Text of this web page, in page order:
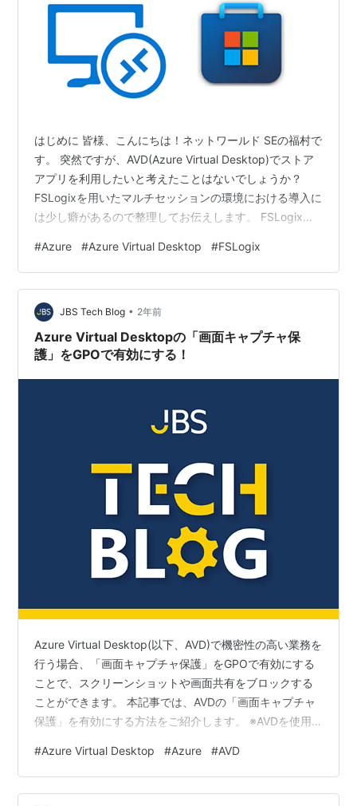
はじめに 皆様、こんにちは！ネットワールド SEの福村で
す。 突然ですが、AVD(Azure Virtual Desktop)でストア
アプリを利用したいと考えたことはないでしょうか？
FSLogixを用いたマルチセッションの環境における導入に
は少し癖があるので整理してお伝えします。 FSLogixの
ホストにそのままインストールしただけだとセッション
ホストからサインアウト時に削除されます。これはセッ
ションホストにインストールしたストアアプリは各ユー
ザープロファイルに格納されるが、セッションホストか
らサインアウト時に削除されるという仕様があるため…
#Azure #Azure Virtual Desktop #FSLogix
JBS Tech Blog • 2年前
Azure Virtual Desktopの「画面キャプチャ保
護」をGPOで有効にする！
Azure Virtual Desktop(以下、AVD)で機密性の高い業務を
行う場合、「画面キャプチャ保護」をGPOで有効にする
ことで、スクリーンショットや画面共有をブロックする
ことができます。 本記事では、AVDの「画面キャプチャ
保護」を有効にする方法をご紹介します。 ※AVDを使用
化の手順 画面キャプチャ保護動作の種類と動作確認 画面
キャプチャ保護なし(設定なし) クライアントで画面キャ
プチャをブロックする クライアントとサーバーで画面キ
#Azure Virtual Desktop #Azure #AVD